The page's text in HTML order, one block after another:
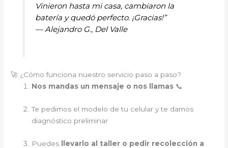
Vinieron hasta mi casa, cambiaron la
batería y quedó perfecto. ¡Gracias!”
—Alejandro G., Del Valle
🚀 ¿Cómo funciona nuestro servicio paso a paso?
Nos mandas un mensaje o nos llamas 📞
Te pedimos el modelo de tu celular y te damos
diagnóstico preliminar
Puedes llevarlo al taller o pedir recolección a